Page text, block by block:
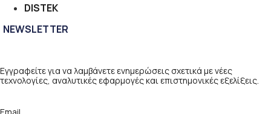
DISTEK
NEWSLETTER
Εγγραφείτε για να λαμβάνετε ενημερώσεις σχετικά με νέες
τεχνολογίες, αναλυτικές εφαρμογές και επιστημονικές εξελίξεις.